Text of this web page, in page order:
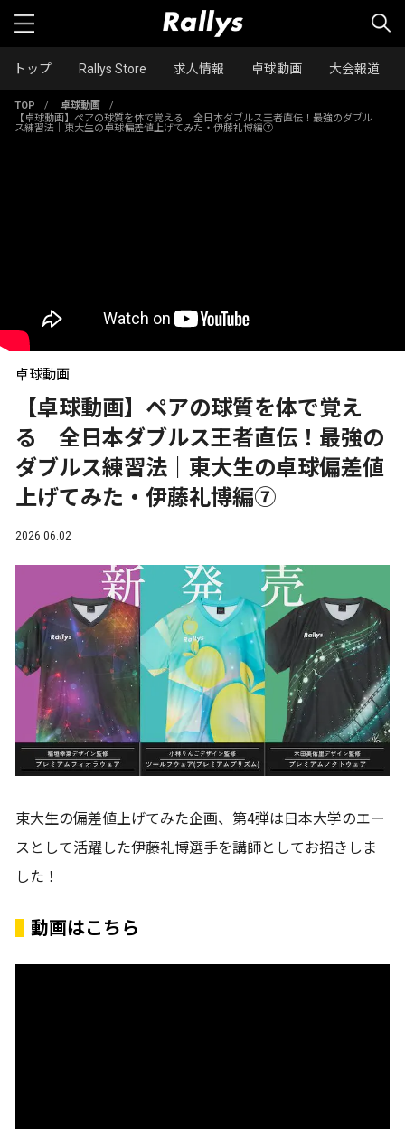
トップ Rallys Store 求人情報 卓球動画 大会報道
TOP / 卓球動画
/
【卓球動画】ペアの球質を体で覚える 全日本ダブルス王者直伝！最強のダブル
ス練習法｜東大生の卓球偏差値上げてみた・伊藤礼博編⑦
卓球動画
【卓球動画】ペアの球質を体で覚え
る 全日本ダブルス王者直伝！最強の
ダブルス練習法｜東大生の卓球偏差値
上げてみた・伊藤礼博編⑦
2026.06.02
東大生の偏差値上げてみた企画、第4弾は日本大学のエー
スとして活躍した伊藤礼博選手を講師としてお招きしま
した！
動画はこちら